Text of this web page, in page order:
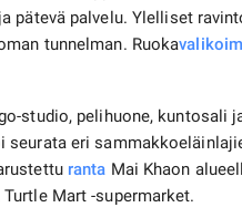
pätevä palvelu. Ylelliset
tunnelman. Ruoka
studio, pelihuone, kuntosali
eri
ranta Mai Khaon
Mart -supermarket.